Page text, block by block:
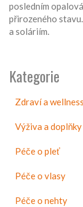
posledním
přirozeného
a soláriím.
Kategorie
Zdraví a wellness
Výživa a doplňky
Péče o pleť
Péče o vlasy
Péče o nehty